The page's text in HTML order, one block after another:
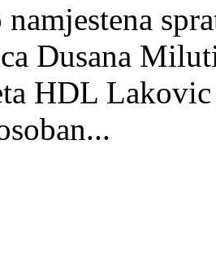
Dusana
HDL